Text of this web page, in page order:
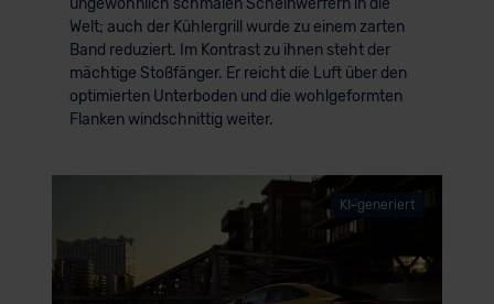
ungewöhnlich schmalen Scheinwerfern in die
Welt; auch der Kühlergrill wurde zu einem zarten
Band reduziert. Im Kontrast zu ihnen steht der
mächtige Stoßfänger. Er reicht die Luft über den
optimierten Unterboden und die wohlgeformten
Flanken windschnittig weiter.
KI-generiert